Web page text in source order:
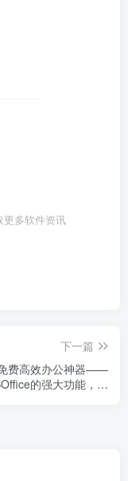
更多软件资讯
下一篇
费高效办公神器——
的强大功能，免